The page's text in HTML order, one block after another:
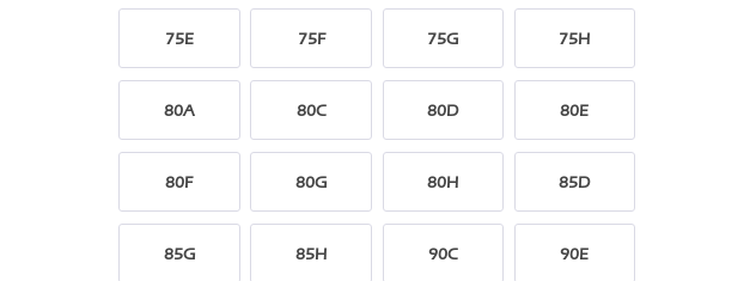
75E 75F 75G 75H
80A 80C 80D 80E
80F 80G 80H 85D
85G 85H 90C 90E